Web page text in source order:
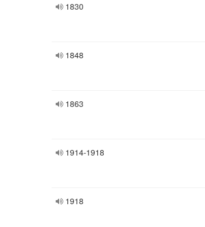
1830
1848
1863
1914-1918
1918